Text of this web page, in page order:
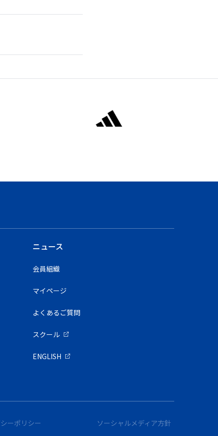
ニュース
会員組織
マイページ
よくあるご質問
スクール
ENGLISH
ーポリシー ソーシャルメディア方針